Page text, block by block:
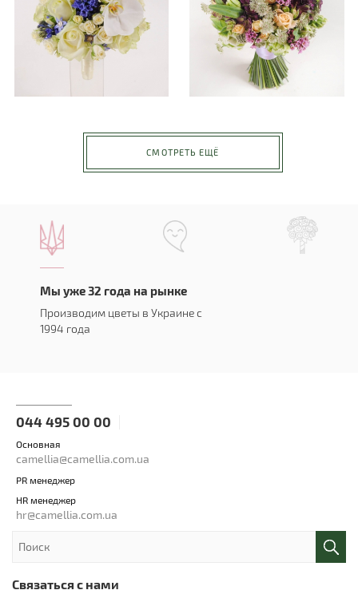
СМОТРЕТЬ ЕЩЁ
Мы уже 32 года на рынке
Производим цветы в Украине с
1994 года
044 495 00 00
Основная
camellia@camellia.com.ua
PR менеджер
HR менеджер
hr@camellia.com.ua
Связаться с нами